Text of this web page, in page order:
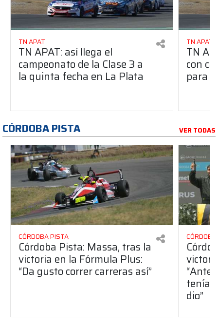
TN APAT
TN APAT: así llega el
campeonato de la Clase 3 a
la quinta fecha en La Plata
TN APAT
TN
con
para
CÓRDOBA PISTA VER TODAS
CÓRDOBA PISTA
Córdoba Pista: Massa, tras la
victoria en la Fórmula Plus:
“Da gusto correr carreras así”
dio”